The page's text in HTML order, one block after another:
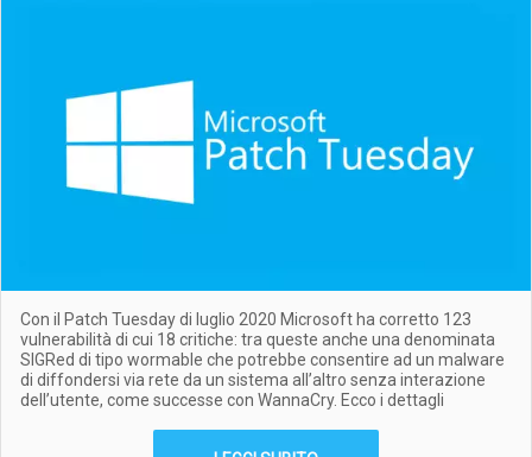
Con il Patch Tuesday di luglio 2020 Microsoft ha corretto 123
vulnerabilità di cui 18 critiche: tra queste anche una denominata
SIGRed di tipo wormable che potrebbe consentire ad un malware
di diffondersi via rete da un sistema all’altro senza interazione
dell’utente, come successe con WannaCry. Ecco i dettagli